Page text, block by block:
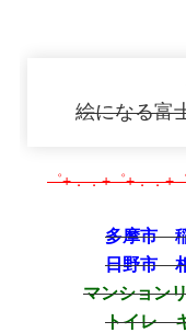
絵になる富
゜+．．+゜+．．+
多摩市
日野市
マンション
トイレ